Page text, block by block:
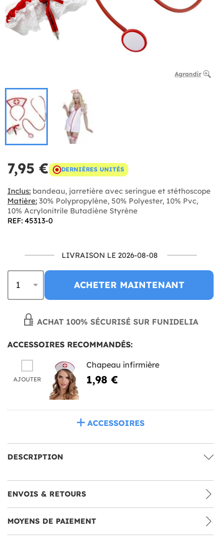
Agrandir
7,95 € DERNIÈRES UNITÉS
Inclus: bandeau, jarretière avec seringue et stéthoscope
Matière: 30% Polypropylène, 50% Polyester, 10% Pvc,
10% Acrylonitrile Butadiène Styrène
REF: 45313-0
LIVRAISON LE 2026-08-08
ACHETER MAINTENANT
ACHAT 100% SÉCURISÉ SUR FUNIDELIA
ACCESSOIRES RECOMMANDÉS:
AJOUTER
Chapeau infirmière
1,98 €
ACCESSOIRES
DESCRIPTION
ENVOIS & RETOURS
MOYENS DE PAIEMENT